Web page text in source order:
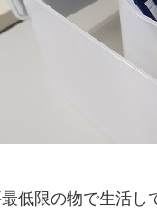
低限の物で生活し